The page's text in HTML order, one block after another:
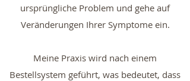
ursprüngliche Problem und gehe auf
Veränderungen Ihrer Symptome ein.
Meine Praxis wird nach einem
Bestellsystem geführt, was bedeutet, dass